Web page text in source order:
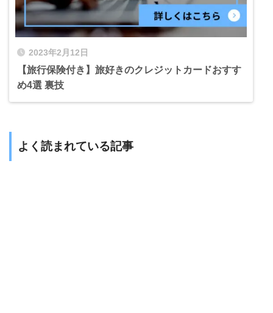
2023年2月12日
【旅行保険付き】旅好きのクレジットカードおすす
め4選 裏技
よく読まれている記事